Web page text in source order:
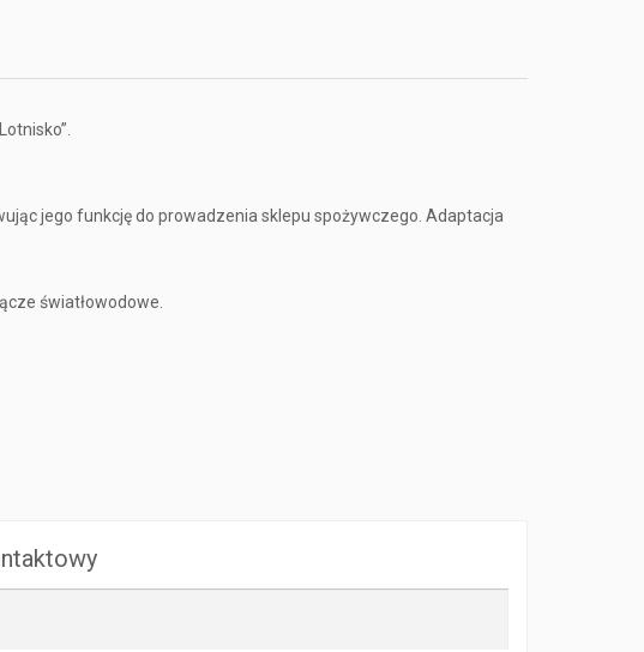
jego funkcję do prowadzenia sklepu spożywczego. Adaptacja
światłowodowe.